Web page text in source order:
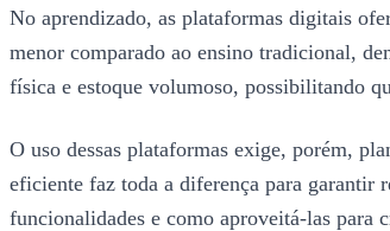
No aprendizado, as plataformas digitais
menor comparado ao ensino tradicional,
física e estoque volumoso, possibilitando
O uso dessas plataformas exige, porém,
eficiente faz toda a diferença para garantir
funcionalidades e como aproveitá-las para